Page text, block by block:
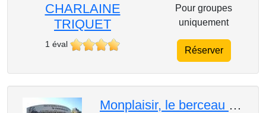
CHARLAINE
TRIQUET
1 éval
Pour groupes
uniquement
Réserver
Monplaisir, le berceau des innovations